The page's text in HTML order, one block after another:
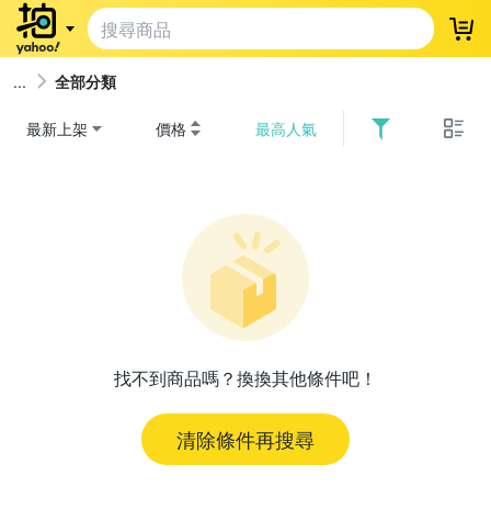
登
全部分類
最新上架 價格 最高人氣
找不到商品嗎？換換其他條件吧！
清除條件再搜尋